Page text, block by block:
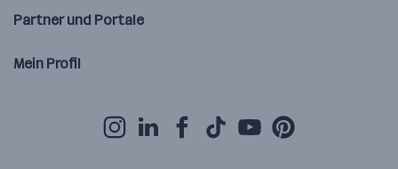
Partner und Portale
Mein Profil